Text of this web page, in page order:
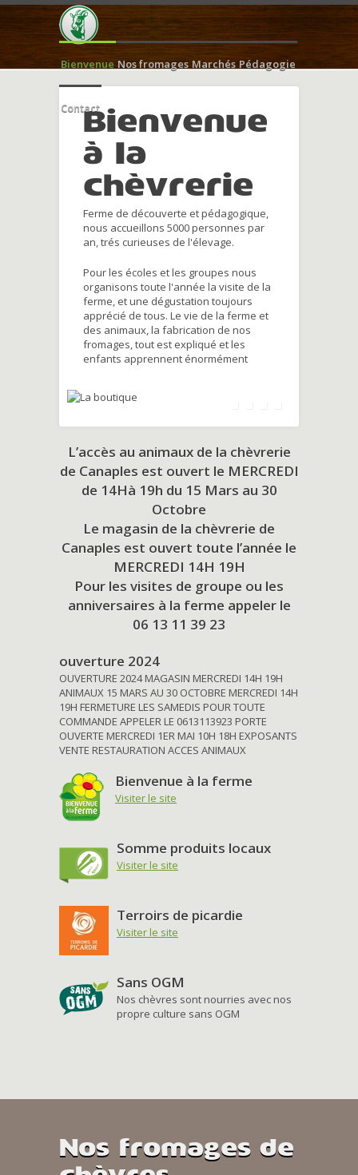
Bienvenue Nos fromages Marchés Pédagogie
ContactBienvenue
à la
chèvrerie
Ferme de découverte et pédagogique,
nous accueillons 5000 personnes par
an, trés curieuses de l'élevage.
Pour les écoles et les groupes nous
organisons toute l'année la visite de la
ferme, et une dégustation toujours
apprécié de tous. Le vie de la ferme et
des animaux, la fabrication de nos
fromages, tout est expliqué et les
enfants apprennent énormément
L’accès au animaux de la chèvrerie
de Canaples est ouvert le MERCREDI
de 14Hà 19h du 15 Mars au 30
Octobre
Le magasin de la chèvrerie de
Canaples est ouvert toute l’année le
MERCREDI 14H 19H
Pour les visites de groupe ou les
anniversaires à la ferme appeler le
06 13 11 39 23
ouverture 2024
OUVERTURE 2024 MAGASIN MERCREDI 14H 19H
ANIMAUX 15 MARS AU 30 OCTOBRE MERCREDI 14H
19H FERMETURE LES SAMEDIS POUR TOUTE
COMMANDE APPELER LE 0613113923 PORTE
OUVERTE MERCREDI 1ER MAI 10H 18H EXPOSANTS
VENTE RESTAURATION ACCES ANIMAUX
Bienvenue à la ferme
Visiter le site
Somme produits locaux
Visiter le site
Terroirs de picardie
Visiter le site
Sans OGM
Nos chèvres sont nourries avec nos
propre culture sans OGM
Nos fromages de